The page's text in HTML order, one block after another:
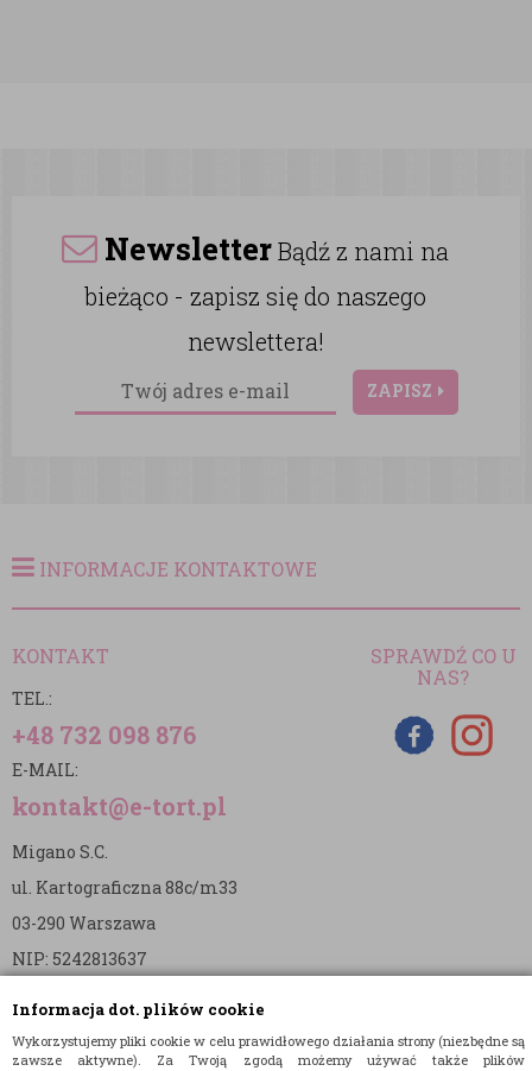
Informacja dot. plików cookie
Wykorzystujemy pliki cookie w celu prawidłowego działania strony (niezbędne są
zawsze aktywne). Za Twoją zgodą możemy używać także plików
NewsletterBądź z nami na
bieżąco - zapisz się do naszego
newslettera!
ZAPISZ
INFORMACJE KONTAKTOWE
KONTAKT
TEL.:
+48 732 098 876
E-MAIL:
kontakt@e-tort.pl
Migano S.C.
ul. Kartograficzna 88c/m33
03-290 Warszawa
NIP: 5242813637
Nr konta (mBank):
SPRAWDŹ CO U
NAS?